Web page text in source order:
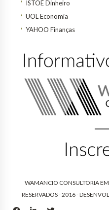
ISTOÉ Dinheiro
UOL Economia
YAHOO Finanças
WAMANCIO CONSULTORIA
RESERVADOS - 2016 -